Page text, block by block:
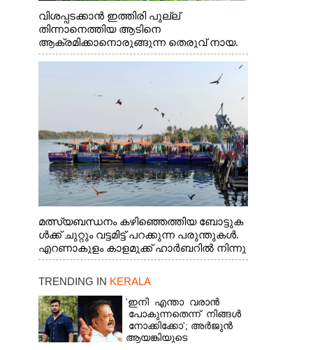
വിശപ്പടക്കാൻ ഇത്തിരി പുല്ല്
തിന്നാനെത്തിയ ആടിനെ
ആക്രമിക്കാനൊരുങ്ങുന്ന തെരുവ് നായ.
എറണാകുളം വാത്തുരുത്തിയിൽ നിന്നുള്ള
മത്സ്യബന്ധനം കഴിഞ്ഞെത്തിയ ബോട്ടുക
ൾക്ക് ചുറ്റും വട്ടമിട്ട് പറക്കുന്ന പരുന്തുകൾ.
എറണാകുളം കാളമുക്ക് ഹാർബറിൽ നിന്നു
ള്ള കാഴ്ച
TRENDING IN KERALA
'ഇനി എന്താ വരാൻ
പോകുന്നതെന്ന് നിങ്ങൾ
നോക്കിക്കോ'; അർജുൻ
ആയങ്കിയുടെ